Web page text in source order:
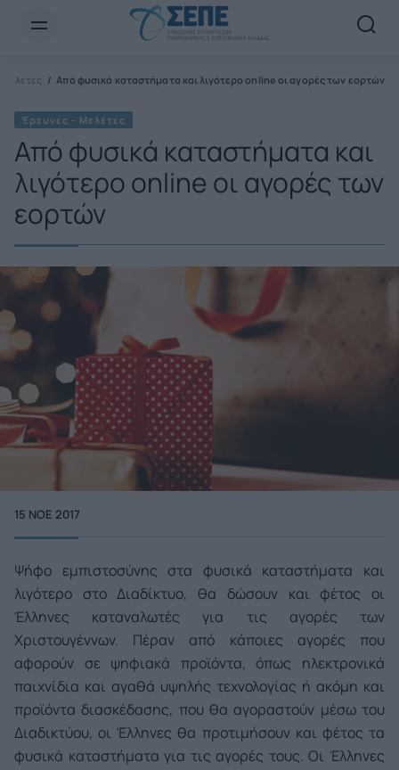
Από φυσικά καταστήματα και λιγότερο online οι αγορές των εορτών
Έρευνες - Μελέτες
Από φυσικά καταστήματα και
λιγότερο online οι αγορές των
εορτών
15 ΝΟΕ 2017
Ψήφο εμπιστοσύνης στα φυσικά καταστήματα και
λιγότερο στο Διαδίκτυο, θα δώσουν και φέτος οι
Έλληνες καταναλωτές για τις αγορές των
Χριστουγέννων. Πέραν από κάποιες αγορές που
αφορούν σε ψηφιακά προϊόντα, όπως ηλεκτρονικά
παιχνίδια και αγαθά υψηλής τεχνολογίας ή ακόμη και
προϊόντα διασκέδασης, που θα αγοραστούν μέσω του
Διαδικτύου, οι Έλληνες θα προτιμήσουν και φέτος τα
φυσικά καταστήματα για τις αγορές τους. Οι Έλληνες
Newsletter Email*